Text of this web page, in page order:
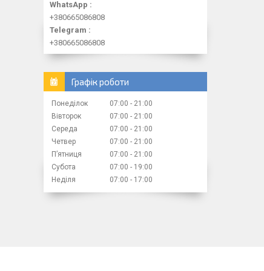
WhatsApp
+380665086808
Telegram
+380665086808
Графік роботи
Понеділок 07:00
21:00
Вівторок
07:00
21:00
Середа
07:00
21:00
Четвер
07:00
21:00
Пʼятниця
07:00
21:00
Субота
07:00
19:00
Неділя
07:00 17:00